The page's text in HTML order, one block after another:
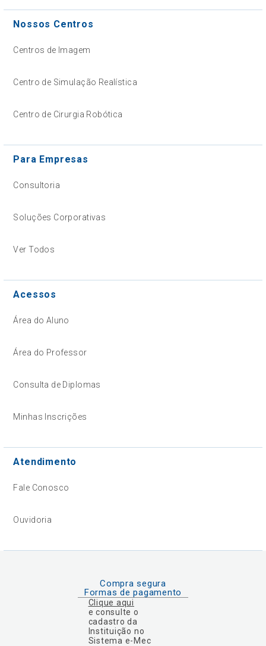
Nossos Centros
Centros de Imagem
Centro de Simulação Realística
Centro de Cirurgia Robótica
Para Empresas
Consultoria
Soluções Corporativas
Ver Todos
Acessos
Área do Aluno
Área do Professor
Consulta de Diplomas
Minhas Inscrições
Atendimento
Fale Conosco
Ouvidoria
Compra segura
Formas de pagamento
Clique aqui
e consulte o
cadastro da
Instituição no
Sistema e-Mec